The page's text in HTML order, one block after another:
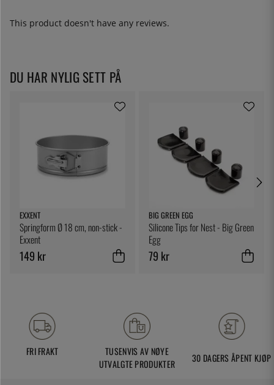
This product doesn't have any reviews.
DU HAR NYLIG SETT PÅ
EXXENT
Springform Ø 18 cm, non-stick -
Exxent
149 kr
BIG GREEN EGG
Silicone Tips for Nest - Big Green
Egg
79 kr
FRI FRAKT
TUSENVIS AV NØYE
UTVALGTE PRODUKTER
30 DAGERS ÅPENT KJØP